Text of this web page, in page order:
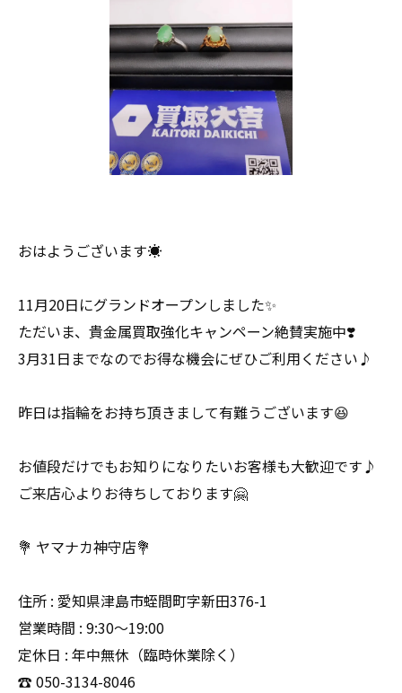
おはようございます☀
11月20日にグランドオープンしました✨
ただいま、貴金属買取強化キャンペーン絶賛実施中❣️
3月31日までなのでお得な機会にぜひご利用ください♪
昨日は指輪をお持ち頂きまして有難うございます😆
お値段だけでもお知りになりたいお客様も大歓迎です♪
ご来店心よりお待ちしております🤗
💐 ヤマナカ神守店💐
住所 : 愛知県津島市蛭間町字新田376-1
営業時間 : 9:30〜19:00
定休日 : 年中無休（臨時休業除く）
☎️ 050-3134-8046